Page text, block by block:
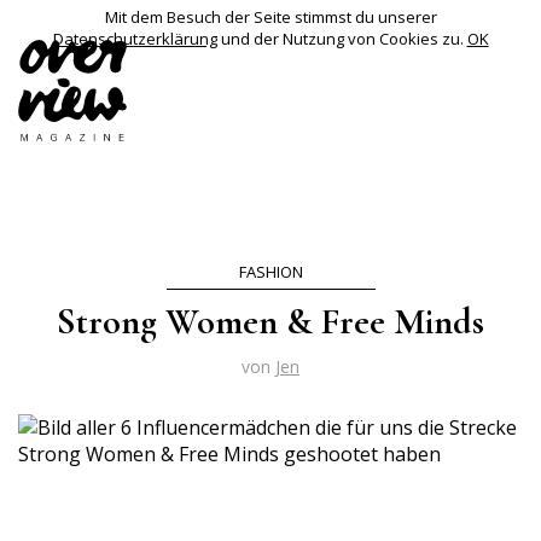
Mit dem Besuch der Seite stimmst du unserer
Datenschutzerklärungund der Nutzung von Cookies zu. OK
FASHION
Strong Women & Free Minds
von Jen